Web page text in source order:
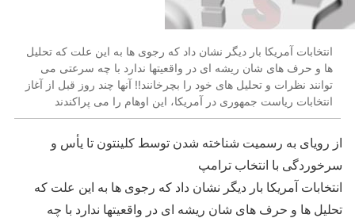
انتخابات آمریکا بار دیگر نشان داد که رجوی ها به این علت که تحلیل
ها و حرف های شان ریشه ای در واقعیتها ندارد با چه سرعتی می
توانند نظرات و تحلیل های خود را بچرخانند!! آنها چند روز قبل از آغاز
انتخابات ریاست جمهوری در آمریکا، این اوهام را می پراکندند
از رویای به رسمیت شناخته شدن توسط کلینتون تا یأس و
سرخوردگی با انتخاب ترامپ
انتخابات آمریکا بار دیگر نشان داد که رجوی ها به این علت که
تحلیل ها و حرف های شان ریشه ای در واقعیتها ندارد با چه